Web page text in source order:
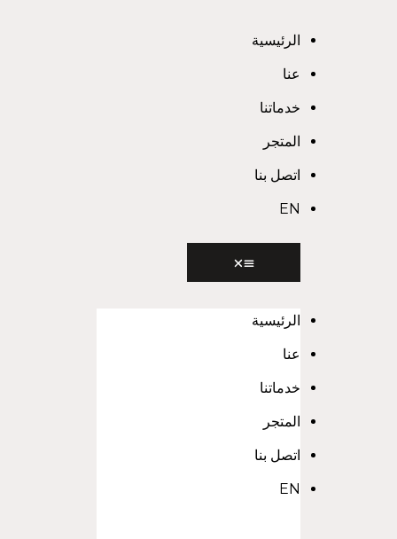
الرئيسية
عنا
خدماتنا
المتجر
اتصل بنا
EN
الرئيسية
عنا
خدماتنا
المتجر
اتصل بنا
EN